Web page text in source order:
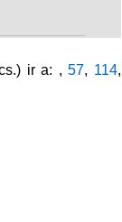
ir a: ,57, 114,